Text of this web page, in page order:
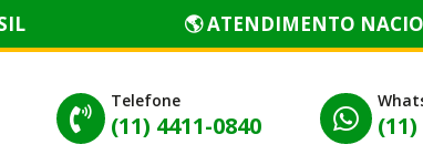
🌎 ATENDIMENTO

Telefone
(11) 4411-0840 